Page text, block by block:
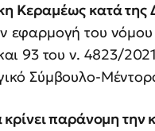
Κεραμέως κατά της
εφαρμογή του
93 του ν. 4823/
Σύμβουλο-
παράνομη την